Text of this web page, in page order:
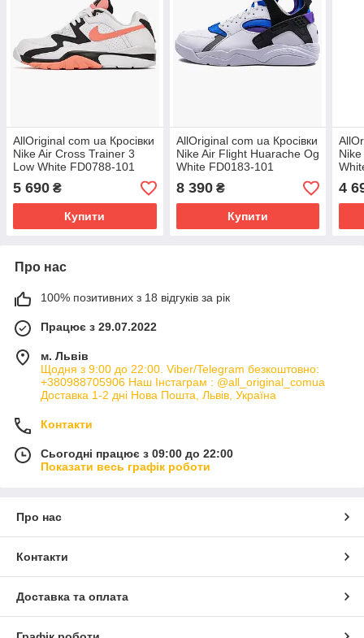
AllOriginal com ua Кросівки
Nike Air Cross Trainer 3
Low White FD0788-101
РОЗМІРИ ЗАПИТУЙТЕ
5 690 ₴
Купити
AllOriginal com ua Кросівки
Nike Air Flight Huarache Og
White FD0183-101
РОЗМІРИ ЗАПИТУЙТЕ
8 390₴
Купити
4
Про нас
100% позитивних з 18 відгуків за рік
Працює з 29.07.2022
м. Львів
Щодня з 9:00 до 22:00. Viber/Telegram безкоштовно:
+380988705906 Наш Інстаграм : @all_original_comua
Доставка 1-2 дні Нова Пошта, Львів, Україна
Контакти
Сьогодні працює з 09:00 до 22:00
Показати весь графік роботи
Про нас
Контакти
Доставка та оплата